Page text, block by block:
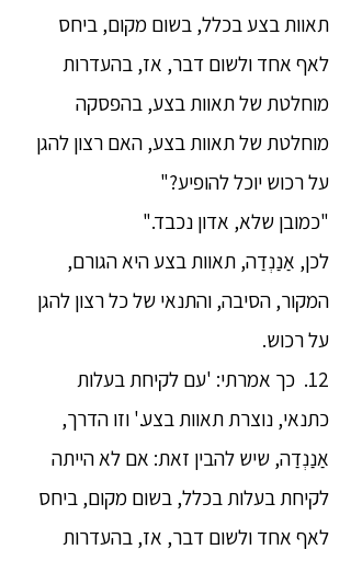
תאוות בצע בכלל, בשום מקום, ביחס
לאף אחד ולשום דבר, אז, בהעדרות
מוחלטת של תאוות בצע, בהפסקה
מוחלטת של תאוות בצע, האם רצון להגן
על רכוש יוכל להופיע?"
"כמובן שלא, אדון נכבד."
לכן, אַנַנְדַה, תאוות בצע היא הגורם,
המקור, הסיבה, והתנאי של כל רצון להגן
על רכוש.
12. כך אמרתי: 'עם לקיחת בעלות
כתנאי, נוצרת תאוות בצע.' וזו הדרך,
אַנַנְדַה, שיש להבין זאת: אם לא הייתה
לקיחת בעלות בכלל, בשום מקום, ביחס
לאף אחד ולשום דבר, אז, בהעדרות